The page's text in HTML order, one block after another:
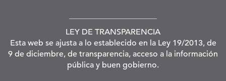
LEY DE TRANSPARENCIA
Esta web se ajusta a lo establecido en la Ley 19/2013, de
9 de diciembre, de transparencia, acceso a la información
pública y buen gobierno.